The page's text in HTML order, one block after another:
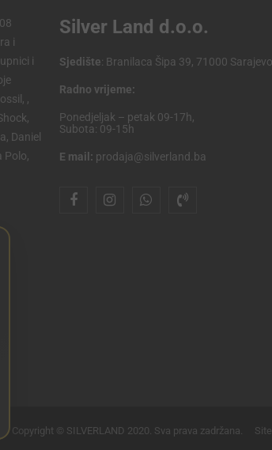
i
i
,
Daniel
Polo,
Silver Land d.o.o.
Sjedište: Branilaca Šipa 39, 71000 Sarajevo
Radno vrijeme:
Ponedjeljak – petak 09-17h,
Subota: 09-15h
E mail: prodaja@silverland.ba
Copyright © SILVERLAND 2020. Sva prava zadržana.